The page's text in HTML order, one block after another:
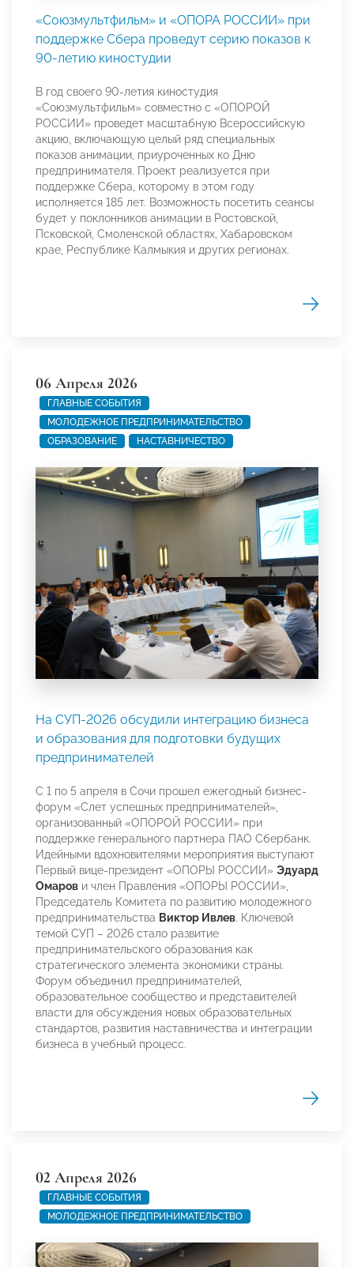
«Союзмультфильм» и «ОПОРА РОССИИ» при
поддержке Сбера проведут серию показов к
90-летию киностудии
В год своего 90-летия киностудия
«Союзмультфильм» совместно с «ОПОРОЙ
РОССИИ» проведет масштабную Всероссийскую
акцию, включающую целый ряд специальных
показов анимации, приуроченных ко Дню
предпринимателя. Проект реализуется при
поддержке Сбера, которому в этом году
исполняется 185 лет. Возможность посетить сеансы
будет у поклонников анимации в Ростовской,
Псковской, Смоленской областях, Хабаровском
крае, Республике Калмыкия и других регионах.
06 Апреля 2026
ГЛАВНЫЕ СОБЫТИЯ
МОЛОДЕЖНОЕ ПРЕДПРИНИМАТЕЛЬСТВО
ОБРАЗОВАНИЕ
НАСТАВНИЧЕСТВО
На СУП-2026 обсудили интеграцию бизнеса
и образования для подготовки будущих
предпринимателей
С 1 по 5 апреля в Сочи прошел ежегодный бизнес-
форум «Слет успешных предпринимателей»,
организованный «ОПОРОЙ РОССИИ» при
поддержке генерального партнера ПАО Сбербанк.
Идейными вдохновителями мероприятия выступают
Первый вице-президент «ОПОРЫ РОССИИ» Эдуард
Омаров и член Правления «ОПОРЫ РОССИИ»,
Председатель Комитета по развитию молодежного
предпринимательства Виктор Ивлев. Ключевой
темой СУП – 2026 стало развитие
предпринимательского образования как
стратегического элемента экономики страны.
Форум объединил предпринимателей,
образовательное сообщество и представителей
власти для обсуждения новых образовательных
стандартов, развития наставничества и интеграции
бизнеса в учебный процесс.
02 Апреля 2026
ГЛАВНЫЕ СОБЫТИЯ
МОЛОДЕЖНОЕ ПРЕДПРИНИМАТЕЛЬСТВО